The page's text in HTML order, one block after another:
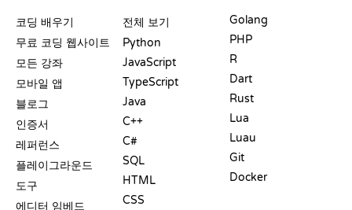
코딩 배우기
무료 코딩 웹사이트
모든 강좌
모바일 앱
블로그
인증서
레퍼런스
플레이그라운드
도구
에디터 임베드
전체 보기
Python
JavaScript
TypeScript
Java
C++
C#
SQL
HTML
CSS
Golang
PHP
R
Dart
Rust
Lua
Luau
Git
Docker